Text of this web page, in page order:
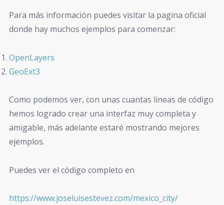
Para más información puedes visitar la pagina oficial
donde hay muchos ejemplos para comenzar:
OpenLayers
GeoExt3
Como podemos ver, con unas cuantas lineas de código
hemos logrado crear una interfaz muy completa y
amigable, más adelante estaré mostrando mejores
ejemplos.
Puedes ver el código completo en
https://www.joseluisestevez.com/mexico_city/